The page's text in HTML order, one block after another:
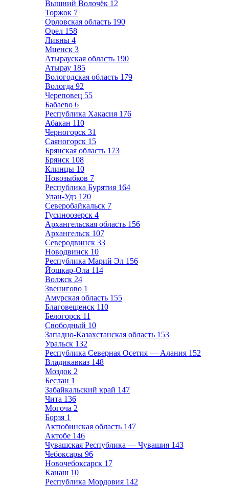
Вышний Волочёк 12
Торжок 7
Орловская область 190
Орел 158
Ливны 4
Мценск 3
Атырауская область 190
Атырау 185
Вологодская область 179
Вологда 92
Череповец 55
Бабаево 6
Республика Хакасия 176
Абакан 110
Черногорск 31
Саяногорск 15
Брянская область 173
Брянск 108
Клинцы 10
Новозыбков 7
Республика Бурятия 164
Улан-Удэ 120
Северобайкальск 7
Гусиноозерск 4
Архангельская область 156
Архангельск 107
Северодвинск 33
Новодвинск 10
Республика Марий Эл 156
Йошкар-Ола 114
Волжск 24
Звенигово 1
Амурская область 155
Благовещенск 110
Белогорск 11
Свободный 10
Западно-Казахстанская область 153
Уральск 132
Республика Северная Осетия — Алания 152
Владикавказ 148
Моздок 2
Беслан 1
Забайкальский край 147
Чита 136
Могоча 2
Борзя 1
Актюбинская область 147
Актобе 146
Чувашская Республика — Чувашия 143
Чебоксары 96
Новочебоксарск 17
Канаш 10
Республика Мордовия 142